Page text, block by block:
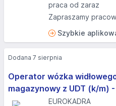
praca od zaraz
Zapraszamy
Szybkie
Operator wózka
magazynowy z UDT (k/m)
EUROKADRA
Dodana 7 sierpnia